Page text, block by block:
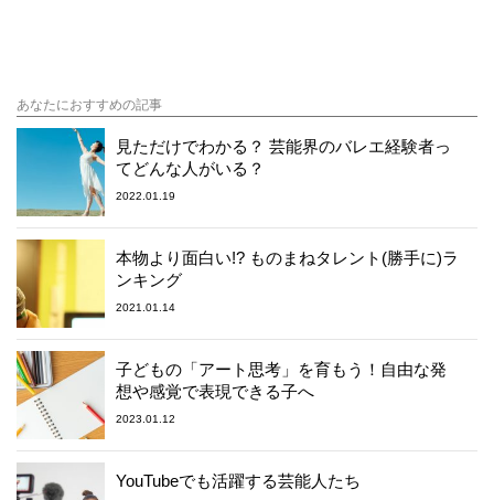
あなたにおすすめの記事
見ただけでわかる？ 芸能界のバレエ経験者っ
てどんな人がいる？
2022.01.19
本物より面白い!? ものまねタレント(勝手に)ラ
ンキング
2021.01.14
子どもの「アート思考」を育もう！自由な発
想や感覚で表現できる子へ
2023.01.12
YouTubeでも活躍する芸能人たち